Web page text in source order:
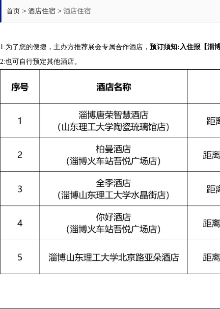
首页 > 酒店住宿 > 酒店住宿
1:为了您的便捷，主办方推荐展会专属合作酒店， 预订须知:入住报【淄
2:也可自行预定其他酒店。